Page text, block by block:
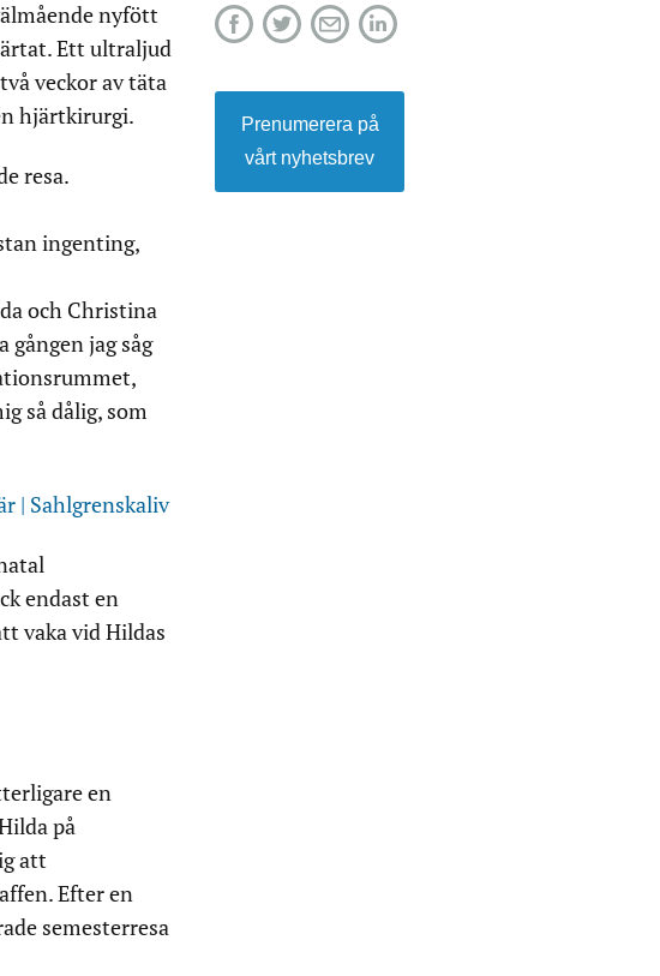
nyfött
Ett ultraljud
veckor av täta
hjärtkirurgi.
resa.
ingenting,
och Christina
jag såg
så dålig, som
| Sahlgrenskaliv
endast en
vaka vid Hildas
en
på
att
Efter en
semesterresa
Prenumerera på
vårt nyhetsbrev